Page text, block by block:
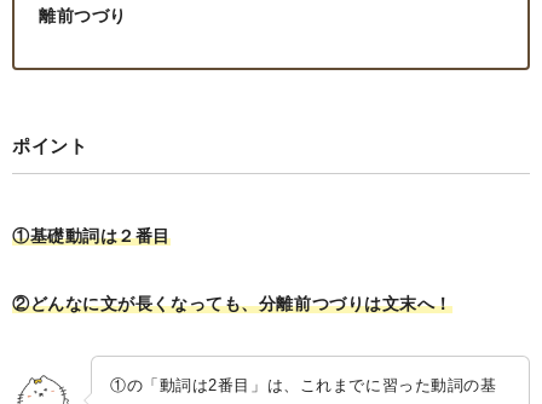
離前つづり
ポイント
①基礎動詞は２番目
②どんなに文が長くなっても、分離前つづりは文末へ！
①の「動詞は2番目」は、これまでに習った動詞の基